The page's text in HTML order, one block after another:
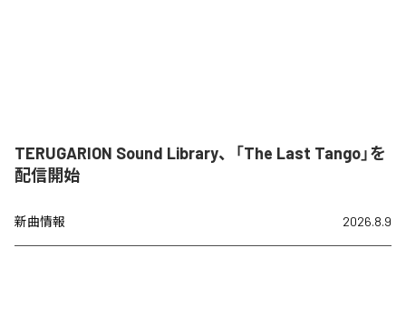
TERUGARION Sound Library、「The Last Tango」を
配信開始
新曲情報 2026.8.9